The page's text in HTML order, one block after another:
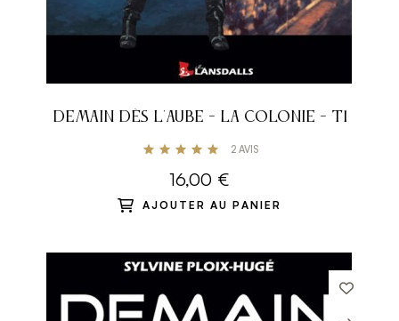
DEMAIN DÈS L'AUBE - LA COLONIE - T1
2AVIS
16,00 €
AJOUTER AU PANIER